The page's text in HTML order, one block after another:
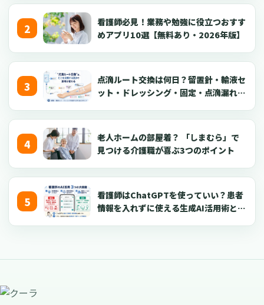
看護師必見！業務や勉強に役立つおすす
めアプリ10選【無料あり・2026年版】
点滴ルート交換は何日？留置針・輸液セ
ット・ドレッシング・固定・点滴漏れ対
老人ホームの部屋着？ 「しまむら」で
見つける介護職が喜ぶ3つのポイント
看護師はChatGPTを使っていい？患者
情報を入れずに使える生成AI活用術とプ